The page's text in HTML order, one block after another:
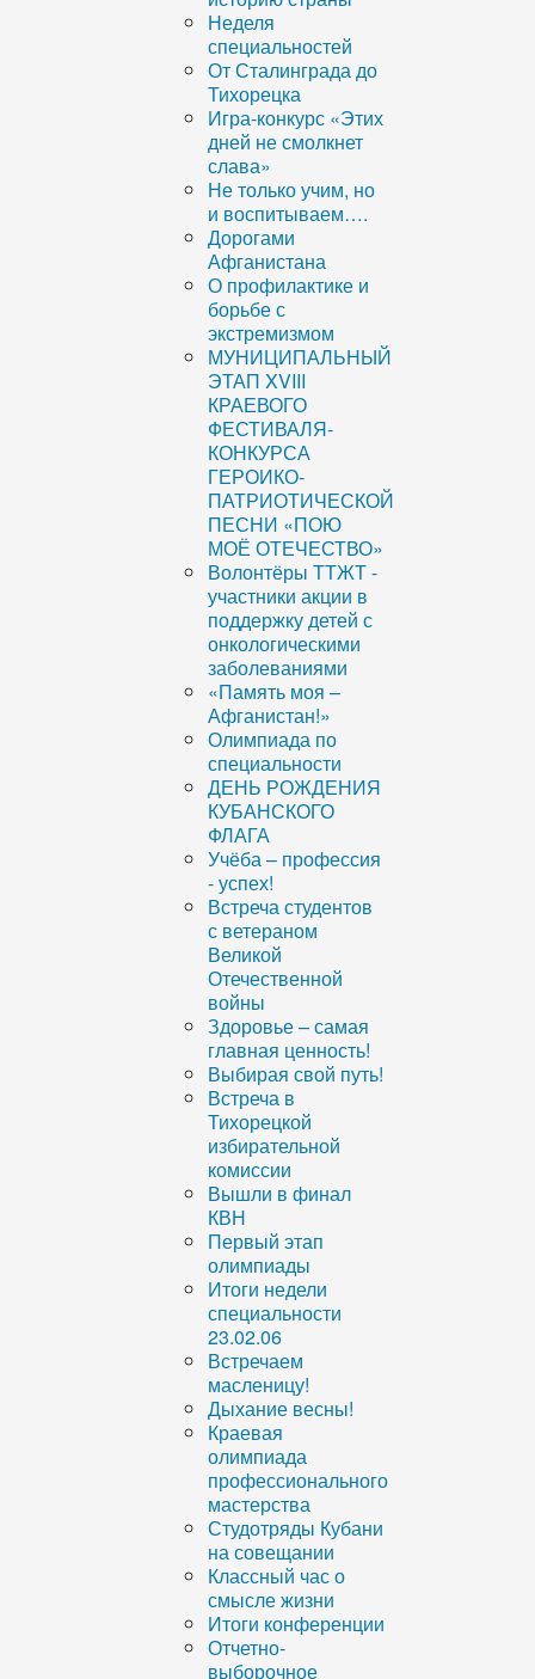
Неделя
специальностей
От Сталинграда до
Тихорецка
Игра-конкурс «Этих
дней не смолкнет
слава»
Не только учим, но
и воспитываем….
Дорогами
Афганистана
О профилактике и
борьбе с
экстремизмом
МУНИЦИПАЛЬНЫЙ
ЭТАП XVIII
КРАЕВОГО
ФЕСТИВАЛЯ-
КОНКУРСА
ГЕРОИКО-
ПАТРИОТИЧЕСКОЙ
ПЕСНИ «ПОЮ
МОЁ ОТЕЧЕСТВО»
Волонтёры ТТЖТ -
участники акции в
поддержку детей с
онкологическими
заболеваниями
«Память моя –
Афганистан!»
Олимпиада по
специальности
ДЕНЬ РОЖДЕНИЯ
КУБАНСКОГО
ФЛАГА
Учёба – профессия
- успех!
Встреча студентов
с ветераном
Великой
Отечественной
войны
Здоровье – самая
главная ценность!
Выбирая свой путь!
Встреча в
Тихорецкой
избирательной
комиссии
Вышли в финал
КВН
Первый этап
олимпиады
Итоги недели
специальности
23.02.06
Встречаем
масленицу!
Дыхание весны!
Краевая
олимпиада
профессионального
мастерства
Студотряды Кубани
на совещании
Классный час о
смысле жизни
Итоги конференции
Отчетно-
выборочное